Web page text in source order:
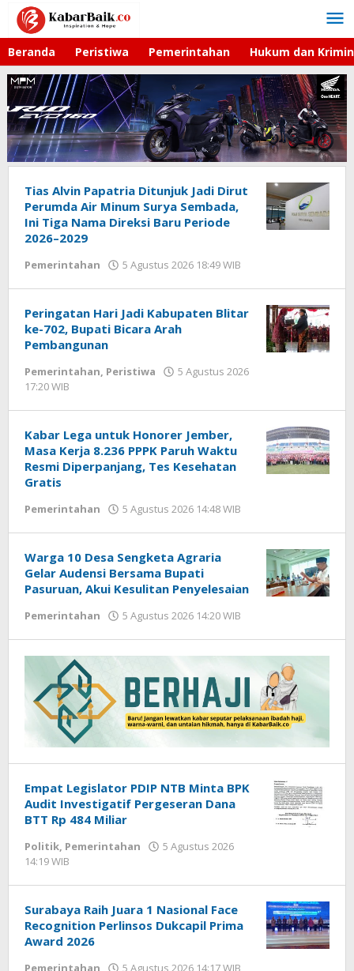
Lewati
konten
Beranda Peristiwa Pemerintahan Hukum dan
Tias Alvin Papatria Ditunjuk Jadi Dirut
Perumda Air Minum Surya Sembada,
Ini Tiga Nama Direksi Baru Periode
2026–2029
Pemerintahan 5 Agustus 2026 18:49 WIB
Peringatan Hari Jadi Kabupaten Blitar
ke-702, Bupati Bicara Arah
Pembangunan
Pemerintahan, Peristiwa
5 Agustus 2026
17:20 WIB
Kabar Lega untuk Honorer Jember,
Masa Kerja 8.236 PPPK Paruh Waktu
Resmi Diperpanjang, Tes Kesehatan
Gratis
Pemerintahan 5 Agustus 2026 14:48 WIB
Warga 10 Desa Sengketa Agraria
Gelar Audensi Bersama Bupati
Pasuruan, Akui Kesulitan Penyelesaian
Pemerintahan 5 Agustus 2026 14:20 WIB
Empat Legislator PDIP NTB Minta BPK
Audit Investigatif Pergeseran Dana
BTT Rp 484 Miliar
Politik, Pemerintahan
5 Agustus 2026
14:19 WIB
Surabaya Raih Juara 1 Nasional Face
Recognition Perlinsos Dukcapil Prima
Award 2026
Pemerintahan 5 Agustus 2026 14:17 WIB